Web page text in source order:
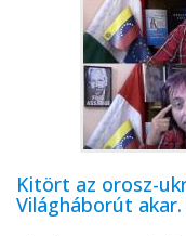
Kitört az orosz-
Világháborút